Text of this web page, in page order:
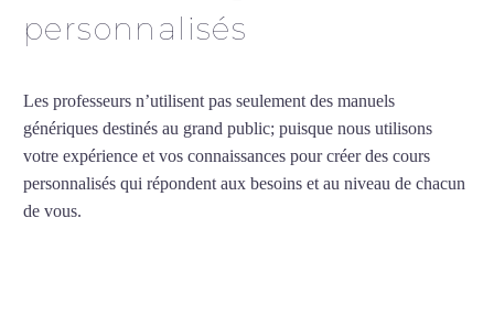
personnalisés
Les professeurs n’utilisent pas seulement des manuels
génériques destinés au grand public; puisque nous utilisons
votre expérience et vos connaissances pour créer des cours
personnalisés qui répondent aux besoins et au niveau de chacun
de vous.